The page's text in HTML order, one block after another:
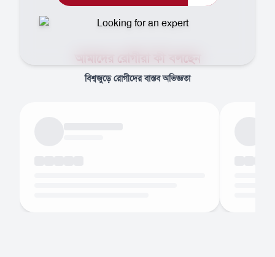
আমাদের রোগীরা কী বলছেন
বিশ্বজুড়ে রোগীদের বাস্তব অভিজ্ঞতা